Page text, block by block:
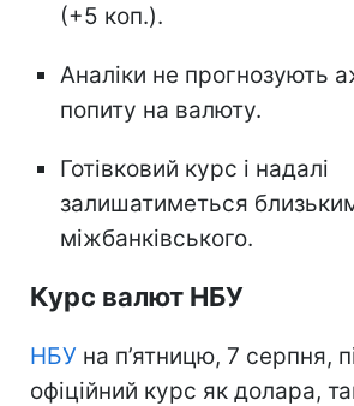
(+5 коп.).
Аналіки не прогнозують
попиту на валюту.
Готівковий курс і надалі
залишатиметься
міжбанківського.
Курс валют НБУ
НБУ на п’ятницю, 7 серпня,
офіційний курс як долара,